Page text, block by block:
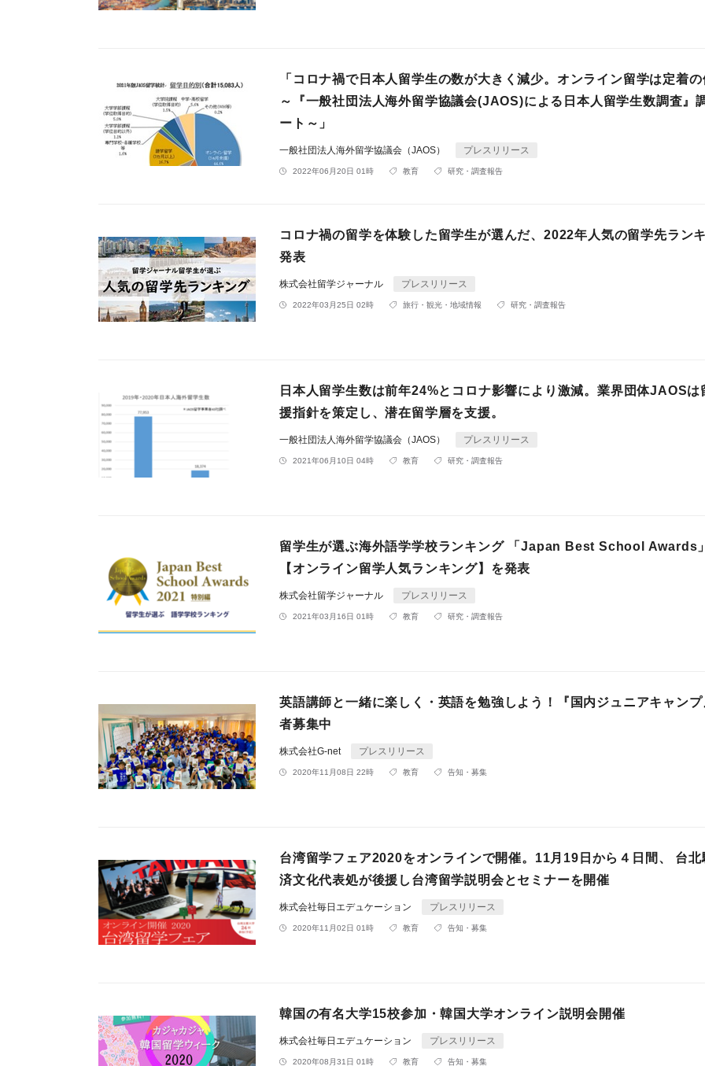
「コロナ禍で日本人留学生の数が大きく減少。オンライン留学は定着
～『一般社団法人海外留学協議会(JAOS)による日本人留学生数調査』
ート～」
一般社団法人海外留学協議会（JAOS） プレスリリース
2022年06月20日 01時 教育 研究・調査報告
コロナ禍の留学を体験した留学生が選んだ、2022年人気の留学先ラン
発表
株式会社留学ジャーナル プレスリリース
2022年03月25日 02時 旅行・観光・地域情報 研究・調査報告
日本人留学生数は前年24%とコロナ影響により激減。業界団体JAOSは
援指針を策定し、潜在留学層を支援。
一般社団法人海外留学協議会（JAOS） プレスリリース
2021年06月10日 04時 教育 研究・調査報告
留学生が選ぶ海外語学学校ランキング 「Japan Best School Awards
【オンライン留学人気ランキング】を発表
株式会社留学ジャーナル プレスリリース
2021年03月16日 01時 教育 研究・調査報告
英語講師と一緒に楽しく・英語を勉強しよう！『国内ジュニアキャン
者募集中
株式会社G-net プレスリリース
2020年11月08日 22時 教育 告知・募集
台湾留学フェア2020をオンラインで開催。11月19日から４日間、 台北
済文化代表処が後援し台湾留学説明会とセミナーを開催
株式会社毎日エデュケーション プレスリリース
2020年11月02日 01時 教育 告知・募集
韓国の有名大学15校参加・韓国大学オンライン説明会開催
株式会社毎日エデュケーション プレスリリース
2020年08月31日 01時 教育 告知・募集